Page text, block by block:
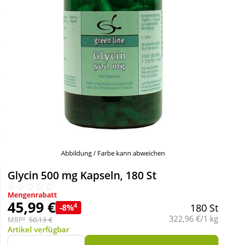
Täglich gut versorgt
Körperpflege & Kosmetik
Nahrungsergänzung
Natur & Homöopathie
Sanitätshaus
Abbildung / Farbe kann abweichen
Glycin 500 mg Kapseln, 180 St
Mengenrabatt
45,99 € -8%4
MRP² 50,13 €
180 St
Grundpreis:
322,96 €/1 kg
Artikel verfügbar